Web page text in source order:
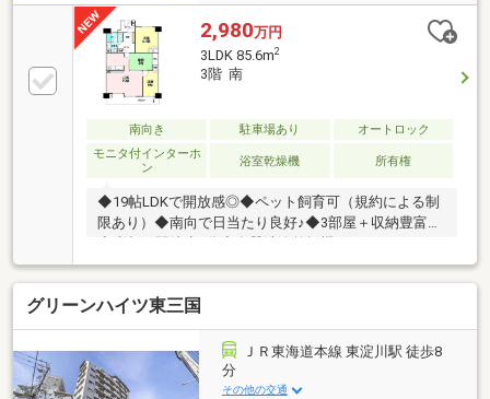
2,980万円
3LDK 85.6m2
3階 南
南向き 駐車場あり
オートロック
モニタ付インターホ
ン
浴室乾燥機 所有権
◆19帖LDKで開放感◎◆ペット飼育可（規約による制
限あり）◆南向で日当たり良好♪◆3部屋＋収納豊富！
ク・宅配BOX
グリーンハイツ東三国
ＪＲ東海道本線 東淀川駅 徒歩8
分
その他の交通